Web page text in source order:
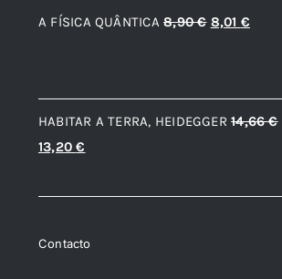
originalatual
A FÍSICA QUÂNTICA 8,90€ O
era:
8,90 €.
8,01 €
é:
8,01 €.
HABITAR A TERRA, HEIDEGGER 14,66€
O
original
14,66 €.
13,20€
atual
13,20 €.
Contacto